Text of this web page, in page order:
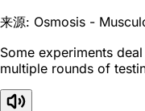
来源: Osmosis -
Some experiments
multiple rounds of